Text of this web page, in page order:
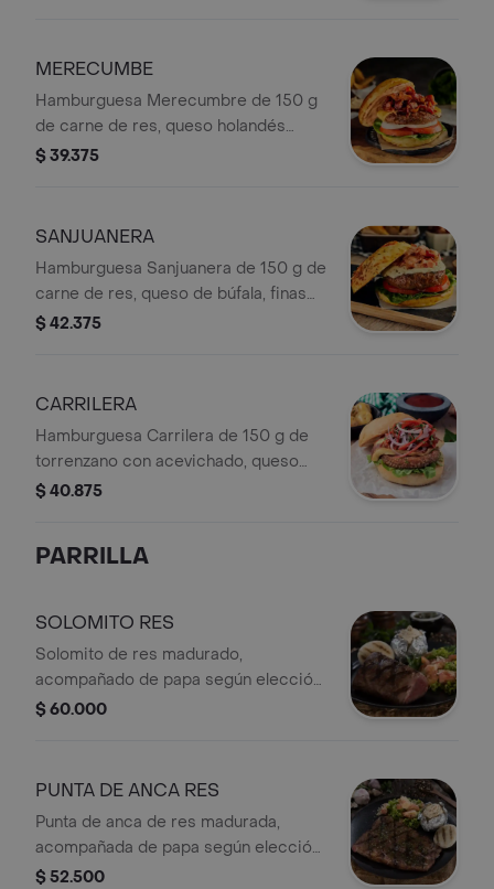
En cascos y francesas.
MERECUMBE
Hamburguesa Merecumbre de 150 g
de carne de res, queso holandés
Colanta, salsa gold, tocineta Colanta,
elección: En cascos y francesas.
$ 39.375
SANJUANERA
Hamburguesa Sanjuanera de 150 g de
carne de res, queso de búfala, finas
hierbas Colanta, tocineta Colanta,
En cascos y francesas.
$ 42.375
CARRILERA
Hamburguesa Carrilera de 150 g de
torrenzano con acevichado, queso
asado Colanta, cogollo europeo y pan
$ 40.875
PARRILLA
SOLOMITO RES
Solomito de res madurado,
acompañado de papa según elección
(francesa, al vapor o puré), arepa tipo
$ 60.000
PUNTA DE ANCA RES
Punta de anca de res madurada,
acompañada de papa según elección
(francesa, al vapor o puré), arepa tipo
$ 52.500